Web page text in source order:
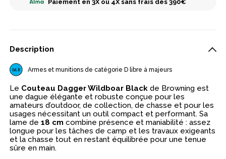
Paiement en 3X ou 4X sans frais dès 390€
Description
Armes et munitions de catégorie D libre à majeurs
Le Couteau Dagger Wildboar Black de Browning est
une dague élégante et robuste conçue pour les
amateurs d’outdoor, de collection, de chasse et pour les
usages nécessitant un outil compact et performant. Sa
lame de18 cm combine présence et maniabilité : assez
longue pour les tâches de camp et les travaux exigeants
et la chasse tout en restant équilibrée pour une tenue
sûre en main.